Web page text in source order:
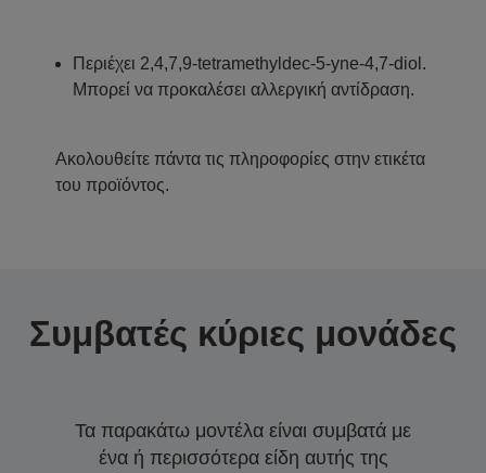
Περιέχει 2,4,7,9-tetramethyldec-5-yne-4,7-diol.
Μπορεί να προκαλέσει αλλεργική αντίδραση.
Ακολουθείτε πάντα τις πληροφορίες στην ετικέτα
του προϊόντος.
Συμβατές κύριες μονάδες
Τα παρακάτω μοντέλα είναι συμβατά με
ένα ή περισσότερα είδη αυτής της